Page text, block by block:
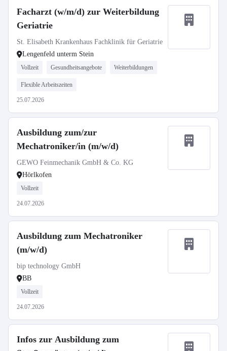
Facharzt (w/m/d) zur Weiterbildung
Geriatrie
St. Elisabeth Krankenhaus Fachklinik für Geriatrie
Lengenfeld unterm Stein
Vollzeit Gesundheitsangebote Weiterbildungen
Flexible Arbeitszeiten
25.07.2026
Ausbildung zum/zur
Mechatroniker/in (m/w/d)
GEWO Feinmechanik GmbH & Co. KG
Hörlkofen
Vollzeit
24.07.2026
Ausbildung zum Mechatroniker
(m/w/d)
bip technology GmbH
BB
Vollzeit
24.07.2026
Infos zur Ausbildung zum